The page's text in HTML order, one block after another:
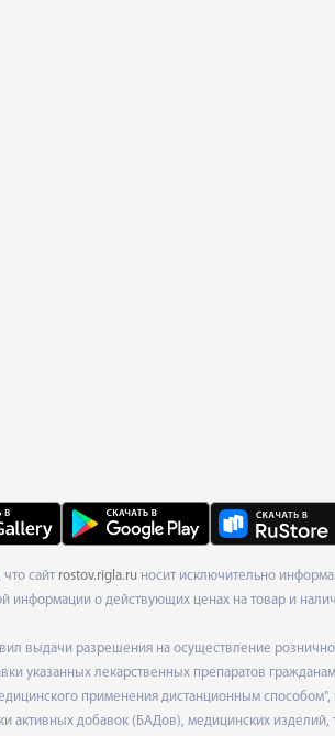
сайт rostov.rigla.ru носит исключительно
о действующих ценах на товар и
выдачи разрешения на осуществление
указанных лекарственных препаратов
применения дистанционным способом",
активных добавок (БАДов), медицинских